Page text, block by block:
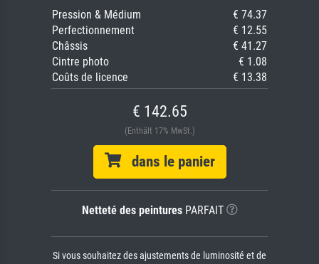
Pression & Médium
€ 74.37
Perfectionnement
€ 12.55
Châssis
€ 41.27
Cintre photo
€ 1.08
Coûts de licence
€ 13.38
€ 142.65
(Enthält 17% MwSt.)
dans le panier
Netteté des peinturesPARFAIT
Si vous souhaitez des ajustements de luminosité et de